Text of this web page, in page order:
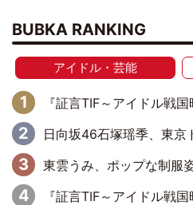
BUBKA RANKING
アイドル・芸能
『証言TIF～アイドル戦国時代とはなんだったのか～』第6回：でんぱ組.inc・古川未鈴×相沢梨紗「『ハロプ
日向坂46石塚瑶季、東京ドームで“観戦バレ”！ ナイツ・塙も認めた「
東雲うみ、ポップな制服姿
『証言TIF～アイドル戦国時代とはなんだったのか～』第8回：Negicco・